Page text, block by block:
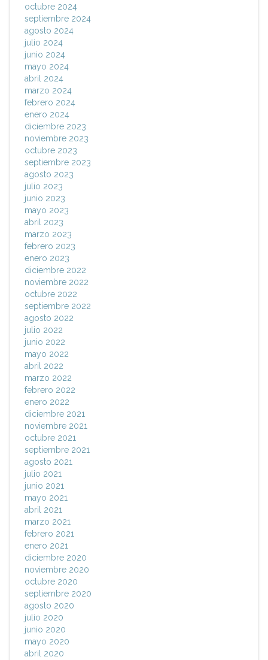
octubre 2024
septiembre 2024
agosto 2024
julio 2024
junio 2024
mayo 2024
abril 2024
marzo 2024
febrero 2024
enero 2024
diciembre 2023
noviembre 2023
octubre 2023
septiembre 2023
agosto 2023
julio 2023
junio 2023
mayo 2023
abril 2023
marzo 2023
febrero 2023
enero 2023
diciembre 2022
noviembre 2022
octubre 2022
septiembre 2022
agosto 2022
julio 2022
junio 2022
mayo 2022
abril 2022
marzo 2022
febrero 2022
enero 2022
diciembre 2021
noviembre 2021
octubre 2021
septiembre 2021
agosto 2021
julio 2021
junio 2021
mayo 2021
abril 2021
marzo 2021
febrero 2021
enero 2021
diciembre 2020
noviembre 2020
octubre 2020
septiembre 2020
agosto 2020
julio 2020
junio 2020
mayo 2020
abril 2020